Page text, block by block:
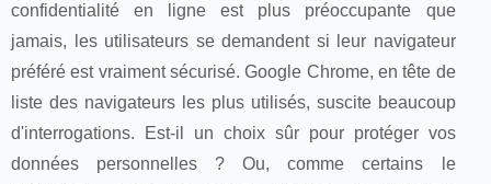
confidentialité en ligne est plus préoccupante que
jamais, les utilisateurs se demandent si leur navigateur
préféré est vraiment sécurisé. Google Chrome, en tête de
liste des navigateurs les plus utilisés, suscite beaucoup
d'interrogations. Est-il un choix sûr pour protéger vos
données personnelles ? Ou, comme certains le